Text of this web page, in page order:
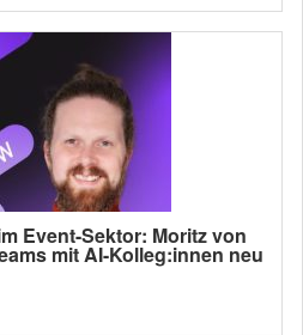
Event-Sektor: Moritz von
mit AI-Kolleg:innen neu